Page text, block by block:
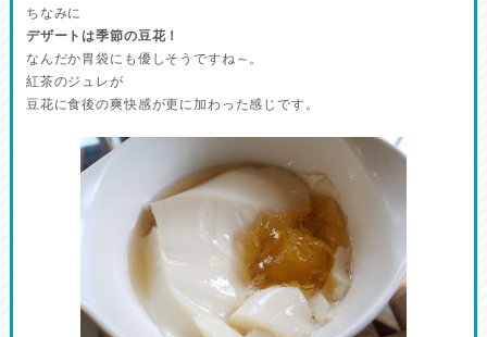
ちなみに
デザートは季節の豆花！
なんだか胃袋にも優しそうですね～。
紅茶のジュレが
豆花に食後の爽快感が更に加わった感じです。